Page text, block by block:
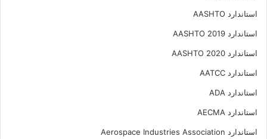
استاندارد AASHTO
استاندارد AASHTO 2019
استاندارد AASHTO 2020
استاندارد AATCC
استاندارد ADA
استاندارد AECMA
استاندارد Aerospace Industries Association